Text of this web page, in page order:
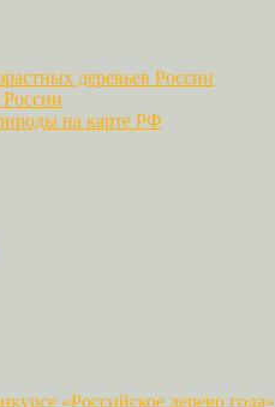
деревьев России
России
на карте РФ
«Российское дерево года»